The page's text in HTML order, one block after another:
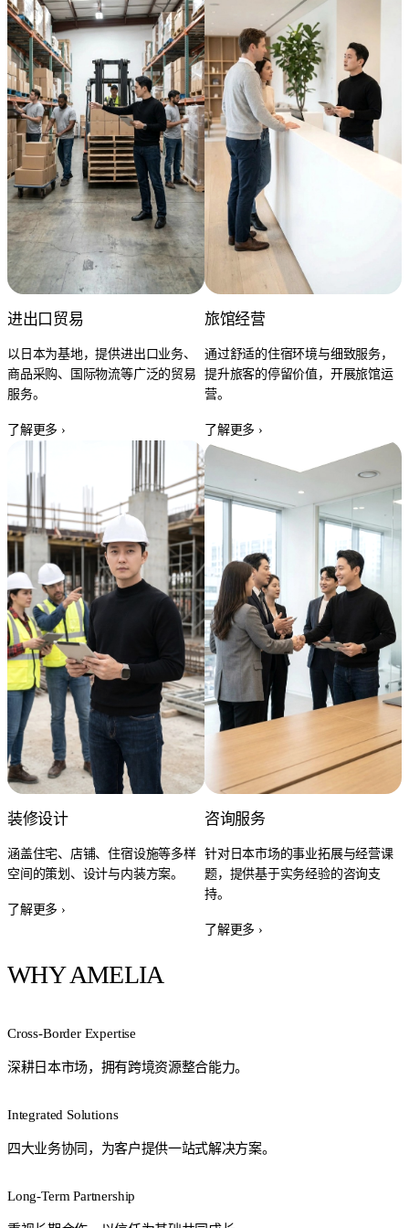
进出口贸易
以日本为基地，提供进出口业务、
商品采购、国际物流等广泛的贸易
服务。
了解更多 ›
旅馆经营
通过舒适的住宿环境与细致服务，
提升旅客的停留价值，开展旅馆运
营。
了解更多 ›
装修设计
涵盖住宅、店铺、住宿设施等多样
空间的策划、设计与内装方案。
了解更多 ›
咨询服务
针对日本市场的事业拓展与经营课
题，提供基于实务经验的咨询支
持。
了解更多 ›
WHY AMELIA
Cross-Border Expertise
深耕日本市场，拥有跨境资源整合能力。
Integrated Solutions
四大业务协同，为客户提供一站式解决方案。
Long-Term Partnership